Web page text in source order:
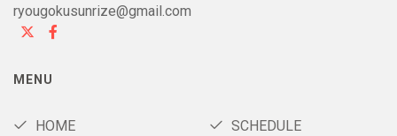
ryougokusunrize@gmail.com
MENU
HOME
SCHEDULE